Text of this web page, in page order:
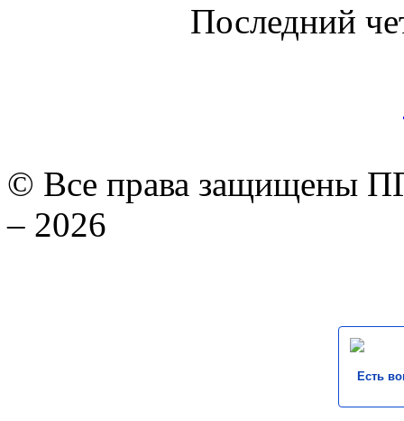
Последний
© Все права защищены
– 2026
Есть